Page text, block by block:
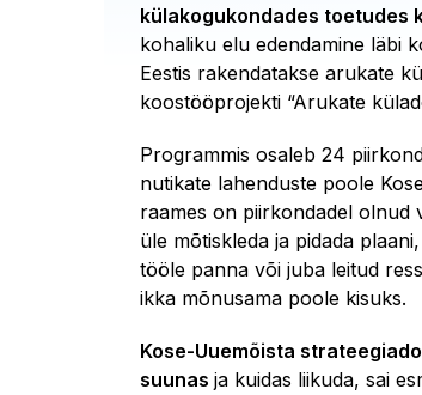
külakogukondades toetudes
kohaliku elu edendamine läbi
Eestis rakendatakse arukate
koostööprojekti “Arukate
Programmis osaleb 24
nutikate lahenduste poole
raames on piirkondadel olnud
üle mõtiskleda ja pidada
tööle panna või juba leitud
ikka mõnusama poole kisuks.
Kose-Uuemõista
suunas ja kuidas liikuda, sai